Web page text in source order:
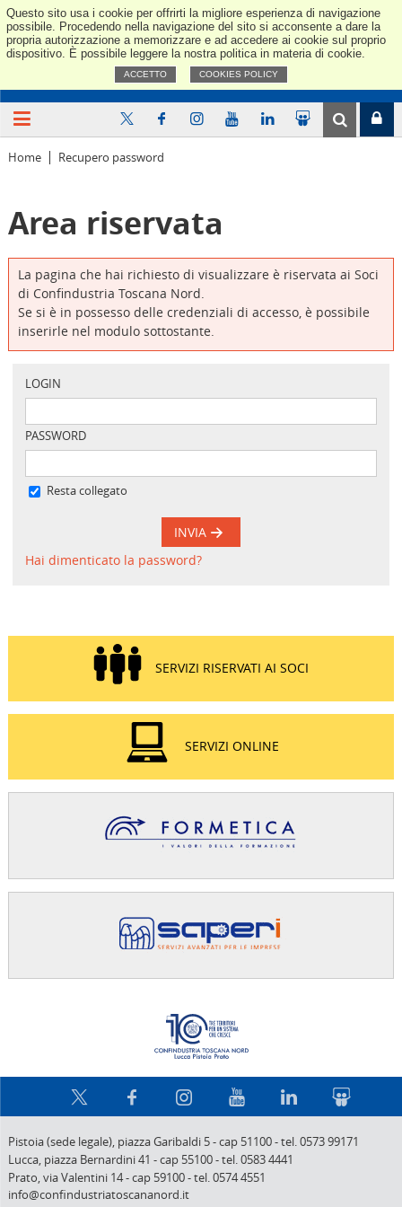
Questo sito usa i cookie per offrirti la migliore esperienza di navigazione
possibile. Procedendo nella navigazione del sito si acconsente a dare la
propria autorizzazione a memorizzare e ad accedere ai cookie sul proprio
dispositivo. È possibile leggere la nostra politica in materia di cookie.
ACCETTO COOKIES POLICY
Home Recupero password
Area riservata
La pagina che hai richiesto di visualizzare è riservata ai Soci
di Confindustria Toscana Nord.
Se si è in possesso delle credenziali di accesso, è possibile
inserirle nel modulo sottostante.
LOGIN
PASSWORD
Resta collegato
INVIA
Hai dimenticato la password?
SERVIZI RISERVATI AI SOCI
SERVIZI ONLINE
Pistoia (sede legale), piazza Garibaldi 5-cap 51100-tel. 0573 99171
Lucca, piazza Bernardini 41 -cap 55100-tel. 0583 4441
Prato,via Valentini 14-cap 59100-tel. 0574 4551
info@confindustriatoscananord.it